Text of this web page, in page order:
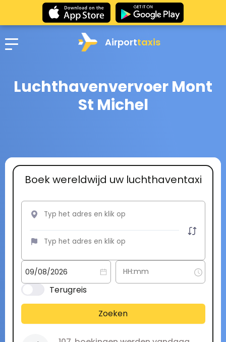
Airporttaxis
Luchthavenvervoer Mont
St Michel
Boek wereldwijd uw luchthaventaxi
Terugreis
Zoeken